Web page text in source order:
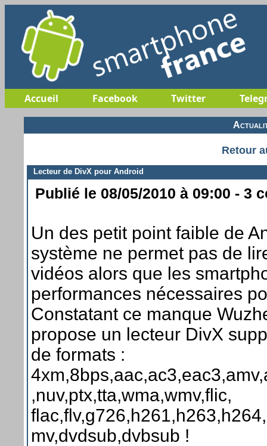
Accueil Facebook Twitter
Retour
Lecteur de DivX pour Android
Publié le 08/05/2010 à 09:00 - 3
Un des petit point faible de
système ne permet pas de
vidéos alors que les
performances nécessaires
Constatant ce manque
propose un lecteur DivX
de formats :
,nuv,ptx,tta,wma,wmv,flic,
mv,dvdsub,dvbsub !